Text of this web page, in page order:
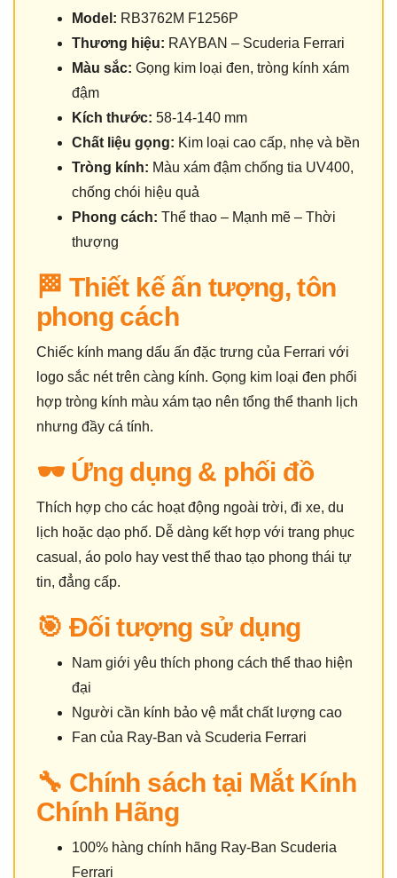
Model: RB3762M F1256P
Thương hiệu: RAYBAN – Scuderia Ferrari
Màu sắc: Gọng kim loại đen, tròng kính xám
đậm
Kích thước: 58-14-140 mm
Chất liệu gọng: Kim loại cao cấp, nhẹ và bền
Tròng kính: Màu xám đậm chống tia UV400,
chống chói hiệu quả
Phong cách: Thể thao – Mạnh mẽ – Thời
thượng
🏁 Thiết kế ấn tượng, tôn
phong cách
Chiếc kính mang dấu ấn đặc trưng của Ferrari với
logo sắc nét trên càng kính. Gọng kim loại đen phối
hợp tròng kính màu xám tạo nên tổng thể thanh lịch
nhưng đầy cá tính.
🕶️ Ứng dụng & phối đồ
Thích hợp cho các hoạt động ngoài trời, đi xe, du
lịch hoặc dạo phố. Dễ dàng kết hợp với trang phục
casual, áo polo hay vest thể thao tạo phong thái tự
tin, đẳng cấp.
🎯 Đối tượng sử dụng
Nam giới yêu thích phong cách thể thao hiện
đại
Người cần kính bảo vệ mắt chất lượng cao
Fan của Ray-Ban và Scuderia Ferrari
🔧 Chính sách tại Mắt Kính
Chính Hãng
100% hàng chính hãng Ray-Ban Scuderia
Ferrari